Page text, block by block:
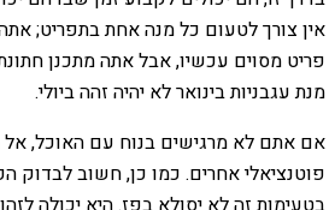
אין צורך לטעום כל מנה אחת בתפריט;
פריט מסוים עכשיו, אבל אתה מתכנן
מנת עגבניות בינואר לא יהיה זהה ביולי.
אם אתם לא מרגישים בנוח עם האוכל, אל
פוטנציאלי אחרים. כמו כן, חשוב לבדוק